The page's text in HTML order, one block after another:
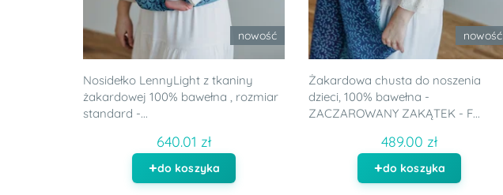
nowość
Nosidełko LennyLight z tkaniny
żakardowej 100% bawełna , rozmiar
standard -...
640.01 zł
do koszyka
nowość
Żakardowa chusta do noszenia
dzieci, 100% bawełna -
ZACZAROWANY ZAKĄTEK - F...
489.00 zł
do koszyka